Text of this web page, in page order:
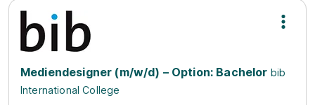
Mediendesigner (m/w/d) – Option: Bachelor bib
International College